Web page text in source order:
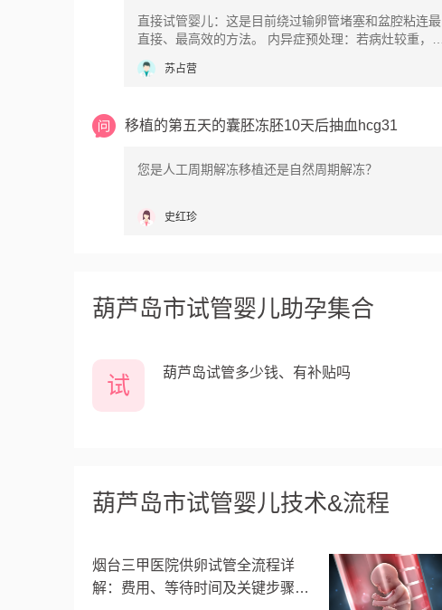
直接试管婴儿：这是目前绕过输卵管堵塞和盆腔粘连最
直接、最高效的方法。 内异症预处理：若病灶较重，医
生可能会建议在试管移植前用药3-6个月，改善子宫环
境。 腹腔镜手术：如果病变较轻且迫切希望自然受孕，苏占营
移植的第五天的囊胚冻胚10天后抽血hcg31
您是人工周期解冻移植还是自然周期解冻？
史红珍
葫芦岛市试管婴儿助孕集合
试 葫芦岛试管多少钱、有补贴吗
葫芦岛市试管婴儿技术&流程
烟台三甲医院供卵试管全流程详
解：费用、等待时间及关键步骤指